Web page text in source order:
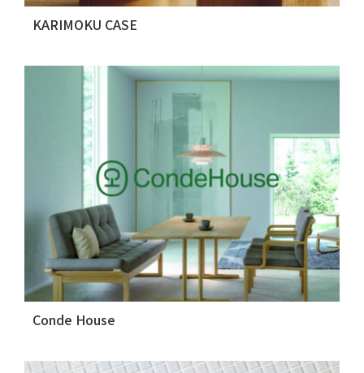
KARIMOKU CASE
Conde House